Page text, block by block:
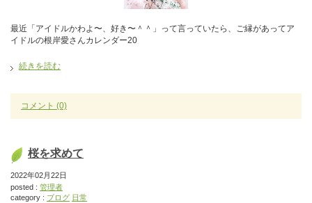
最近「アイドルかわよ〜、好き〜＾＾」って言っていたら、ご縁があってア
イドルの根岸愛さんカレンダー20
続きを読む
コメント (0)
桜を求めて
2022年02月22日
posted : 管理者
category : ブログ 日常